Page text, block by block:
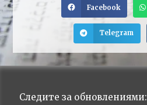
Facebook
Telegram
Следите за обновлениями: